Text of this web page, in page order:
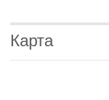
Карта